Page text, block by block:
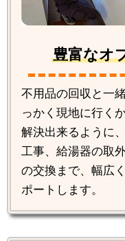
豊富なオ
不用品の回収と一
っかく現地に行く
解決出来るように
工事、給湯器の取
の交換まで、幅広
ポートします。